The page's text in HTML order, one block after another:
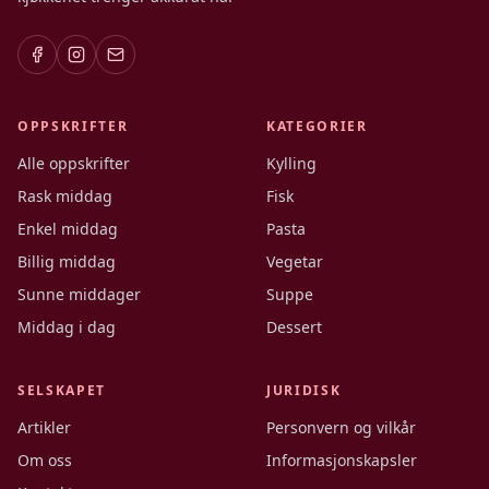
OPPSKRIFTER
Alle oppskrifter
Rask middag
Enkel middag
Billig middag
Sunne middager
Middag i dag
KATEGORIER
Kylling
Fisk
Pasta
Vegetar
Suppe
Dessert
SELSKAPET
Artikler
Om oss
JURIDISK
Personvern og vilkår
Informasjonskapsler